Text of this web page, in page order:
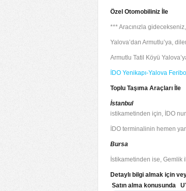
Özel Otomobiliniz İle
*** Aracınızla
Yalova’dan Armutlu’ya,
Armutlu Tatil Köyü
İDO Yenikapı-Yalova
Toplu Taşıma Araçları İle
İstanbul
istikametinden için, İDO
İDO terminalinin hemen
Bursa
İstikametinden ise,
Detaylı bilgi almak için
Satın alma konusunda